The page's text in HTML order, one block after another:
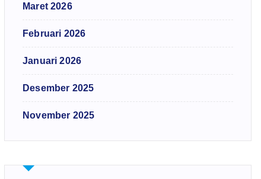
Maret 2026
Februari 2026
Januari 2026
Desember 2025
November 2025